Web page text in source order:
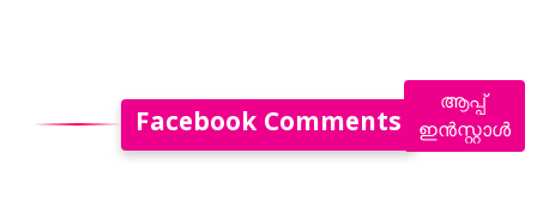
Facebook Comments
ആപ്പ്
ഇൻസ്റ്റാൾ